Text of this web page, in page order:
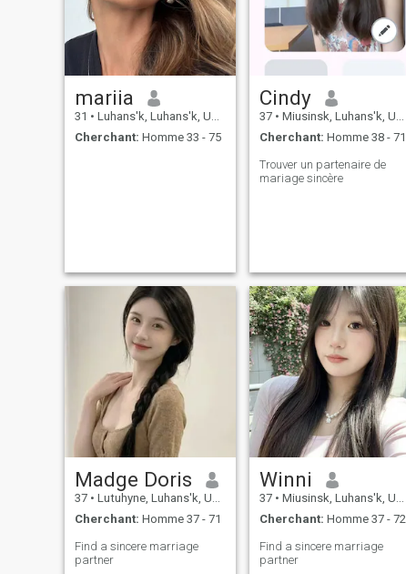
mariia
31 • Luhans'k, Luhans'k, Ukraine
Cherchant: Homme 33 - 75
Cindy
37 • Miusinsk, Luhans'k, Ukraine
Cherchant: Homme 38 - 71
Trouver un partenaire de
mariage sincère
Madge Doris
37 • Lutuhyne, Luhans'k, Ukraine
Cherchant: Homme 37 - 71
Find a sincere marriage
partner
Winni
37 • Miusinsk, Luhans'k, Ukraine
Cherchant: Homme 37 - 72
Find a sincere marriage
partner